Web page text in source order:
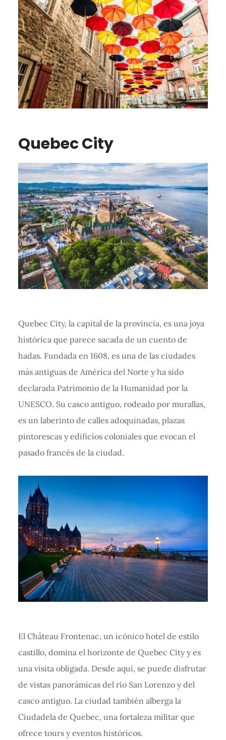
Quebec City
Quebec City, la capital de la provincia, es una joya
histórica que parece sacada de un cuento de
hadas. Fundada en 1608, es una de las ciudades
más antiguas de América del Norte y ha sido
declarada Patrimonio de la Humanidad por la
UNESCO. Su casco antiguo, rodeado por murallas,
es un laberinto de calles adoquinadas, plazas
pintorescas y edificios coloniales que evocan el
pasado francés de la ciudad.
El Château Frontenac, un icónico hotel de estilo
castillo, domina el horizonte de Quebec City y es
una visita obligada. Desde aquí, se puede disfrutar
de vistas panorámicas del río San Lorenzo y del
casco antiguo. La ciudad también alberga la
Ciudadela de Quebec, una fortaleza militar que
ofrece tours y eventos históricos.